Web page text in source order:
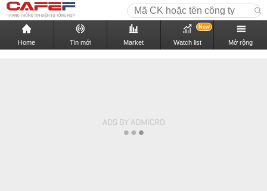
Home Tin mới Market Watch list
New
Mở rộng